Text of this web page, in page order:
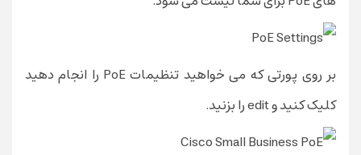
بر روی پورتی که می خواهید تنظیمات PoE را انجام دهید
کلیک کنید و edit را بزنید.